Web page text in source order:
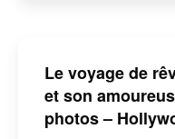
Le voyage de
et son
photos –